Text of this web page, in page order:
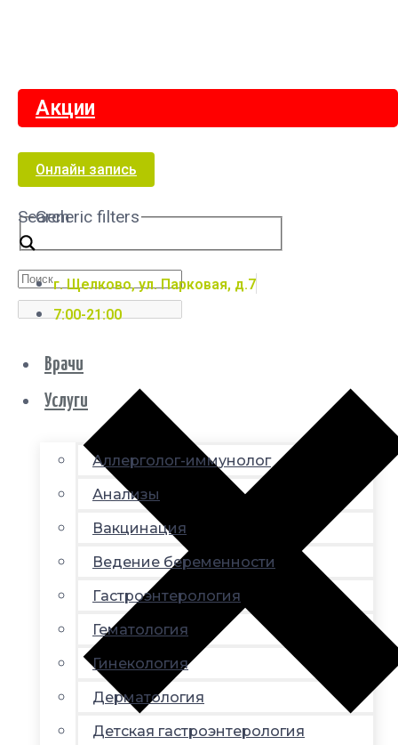
Акции
Онлайн запись
Search
Generic filters
г. Щелково, ул. Парковая, д.7
7:00-21:00
Врачи
Услуги
Аллерголог-иммунолог
Анализы
Вакцинация
Ведение беременности
Гастроэнтерология
Гематология
Гинекология
Дерматология
Детская гастроэнтерология